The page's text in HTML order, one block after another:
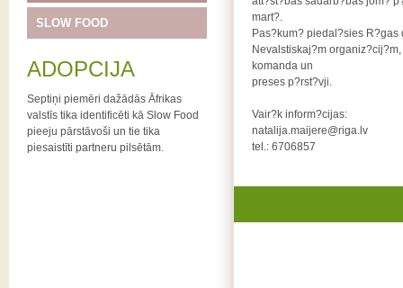
SLOW FOOD
ADOPCIJA
Septiņi piemēri dažādās Āfrikas
valstīs tika identificēti kā Slow Food
pieeju pārstāvoši un tie tika
piesaistīti partneru pilsētām.
mart?.
Pas?kum? piedal?sies
Nevalstiskaj?m
komanda un
preses p?rst?vji.
Vair?k inform?cijas:
natalija.maijere@riga.lv
tel.: 6706857